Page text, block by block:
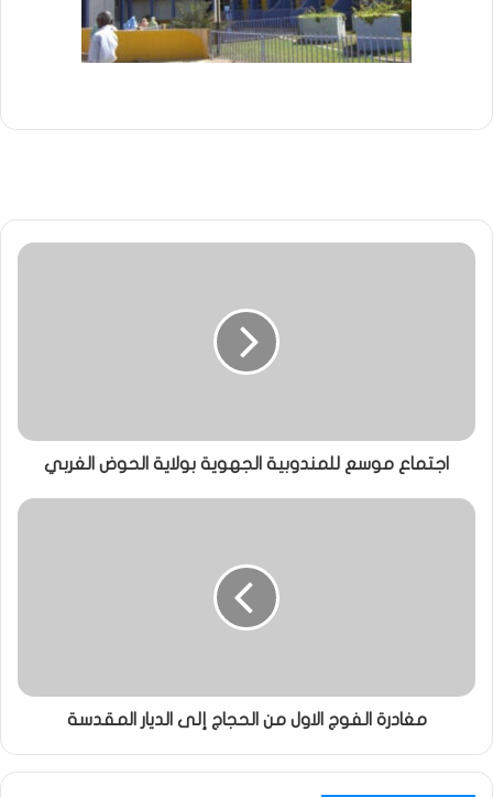
اجتماع موسع للمندوبية الجهوية بولاية الحوض الغربي
مغادرة الفوج الاول من الحجاج إلى الديار المقدسة